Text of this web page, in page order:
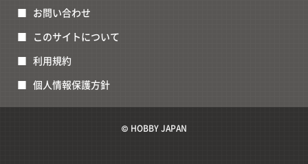
お問い合わせ
このサイトについて
利用規約
個人情報保護方針
© HOBBY JAPAN